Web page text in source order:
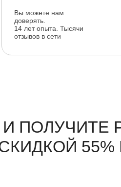
Вы можете нам
доверять.
14 лет опыта. Тысячи
отзывов в сети
И ПОЛУЧИТЕ